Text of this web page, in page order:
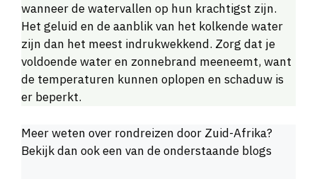
wanneer de watervallen op hun krachtigst zijn.
Het geluid en de aanblik van het kolkende water
zijn dan het meest indrukwekkend. Zorg dat je
voldoende water en zonnebrand meeneemt, want
de temperaturen kunnen oplopen en schaduw is
er beperkt.
Meer weten over rondreizen door Zuid-Afrika?
Bekijk dan ook een van de onderstaande blogs